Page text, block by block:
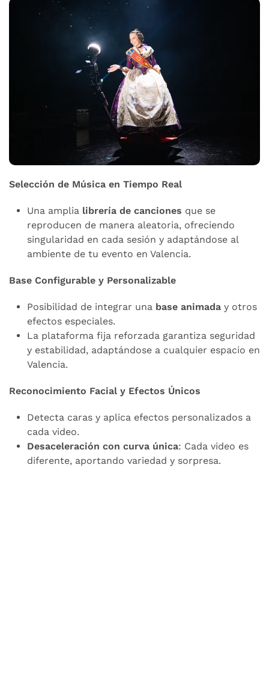
Selección de Música en Tiempo Real
Una amplia librería de canciones que se
reproducen de manera aleatoria, ofreciendo
singularidad en cada sesión y adaptándose al
ambiente de tu evento en Valencia.
Base Configurable y Personalizable
Posibilidad de integrar una base animada y otros
efectos especiales.
La plataforma fija reforzada garantiza seguridad
y estabilidad, adaptándose a cualquier espacio en
Valencia.
Reconocimiento Facial y Efectos Únicos
Detecta caras y aplica efectos personalizados a
cada video.
Desaceleración con curva única: Cada video es
diferente, aportando variedad y sorpresa.